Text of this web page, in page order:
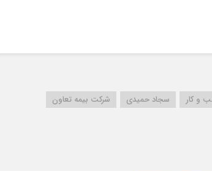
و کار سجاد حمیدی
شرکت بیمه تعاون